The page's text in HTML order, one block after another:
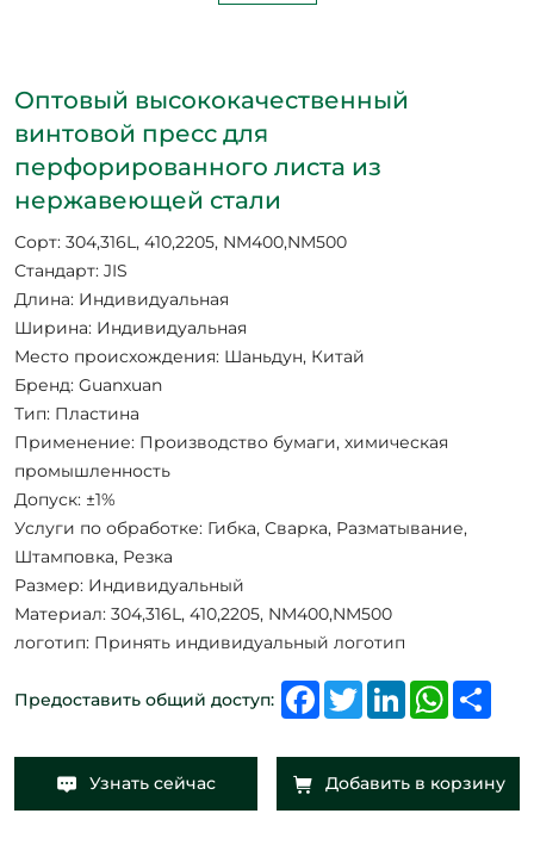
Оптовый высококачественный
винтовой пресс для
перфорированного листа из
нержавеющей стали
Сорт: 304,316L, 410,2205, NM400,NM500
Стандарт: JIS
Длина: Индивидуальная
Ширина: Индивидуальная
Место происхождения: Шаньдун, Китай
Бренд: Guanxuan
Тип: Пластина
Применение: Производство бумаги, химическая
промышленность
Допуск: ±1%
Услуги по обработке: Гибка, Сварка, Разматывание,
Штамповка, Резка
Размер: Индивидуальный
Материал: 304,316L, 410,2205, NM400,NM500
логотип: Принять индивидуальный логотип
Предоставить общий доступ: FacebookTwitterLinkedIn
Узнать сейчас Добавить в корзину